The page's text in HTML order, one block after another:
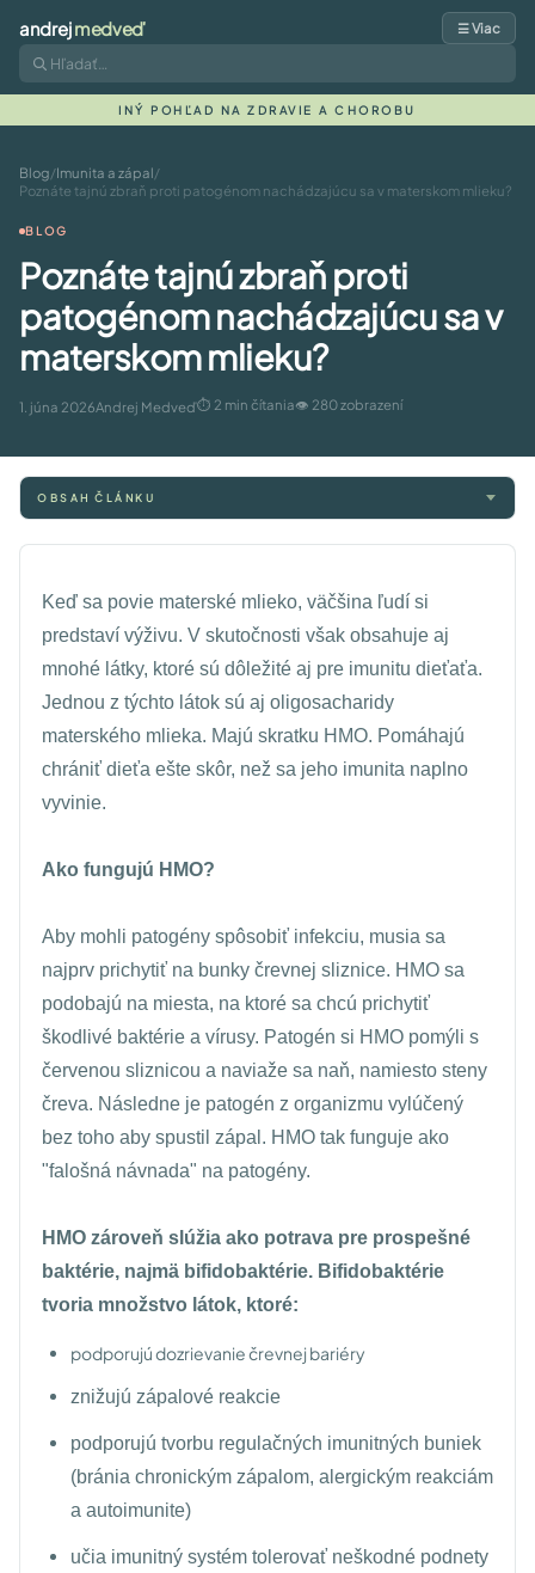
andrejmedveď ☰ Viac
INÝ POHĽAD NA ZDRAVIE A CHOROBU
Blog/Imunita a zápal/
Poznáte tajnú zbraň proti patogénom nachádzajúcu sa v materskom mlieku?
BLOG
Poznáte tajnú zbraň proti
patogénom nachádzajúcu sa v
materskom mlieku?
1. júna 2026Andrej Medveď⏱ 2 min čítania👁 280 zobrazení
OBSAH ČLÁNKU
Keď sa povie materské mlieko, väčšina ľudí si
predstaví výživu. V skutočnosti však obsahuje aj
mnohé látky, ktoré sú dôležité aj pre imunitu dieťaťa.
Jednou z týchto látok sú aj oligosacharidy
materského mlieka. Majú skratku HMO. Pomáhajú
chrániť dieťa ešte skôr, než sa jeho imunita naplno
vyvinie.
Ako fungujú HMO?
Aby mohli patogény spôsobiť infekciu, musia sa
najprv prichytiť na bunky črevnej sliznice. HMO sa
podobajú na miesta, na ktoré sa chcú prichytiť
škodlivé baktérie a vírusy. Patogén si HMO pomýli s
červenou sliznicou a naviaže sa naň, namiesto steny
čreva. Následne je patogén z organizmu vylúčený
bez toho aby spustil zápal. HMO tak funguje ako
"falošná návnada" na patogény.
HMO zároveň slúžia ako potrava pre prospešné
baktérie, najmä bifidobaktérie. Bifidobaktérie
tvoria množstvo látok, ktoré:
podporujú dozrievanie črevnej bariéry
znižujú zápalové reakcie
podporujú tvorbu regulačných imunitných buniek
(bránia chronickým zápalom, alergickým reakciám
a autoimunite)
učia imunitný systém tolerovať neškodné podnety